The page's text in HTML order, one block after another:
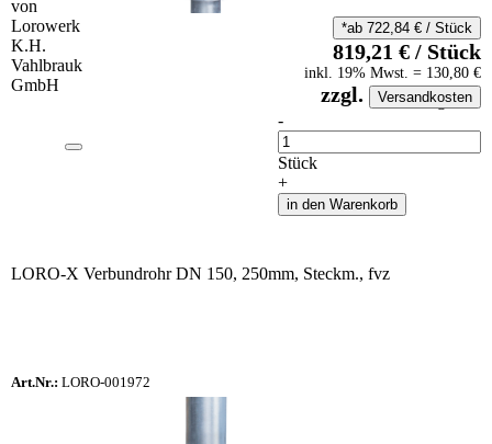
auf Anfrageliste
-
Anzahl
Stück
+
in den Warenkorb
*ab 722,84 €/ Stück
819,21 €/ Stück
inkl. 19% Mwst. = 130,80 €
zzgl. Versandkosten
LORO-X Verbundrohr DN 150, 250mm, Steckm., fvz
Art.Nr.: LORO-001972